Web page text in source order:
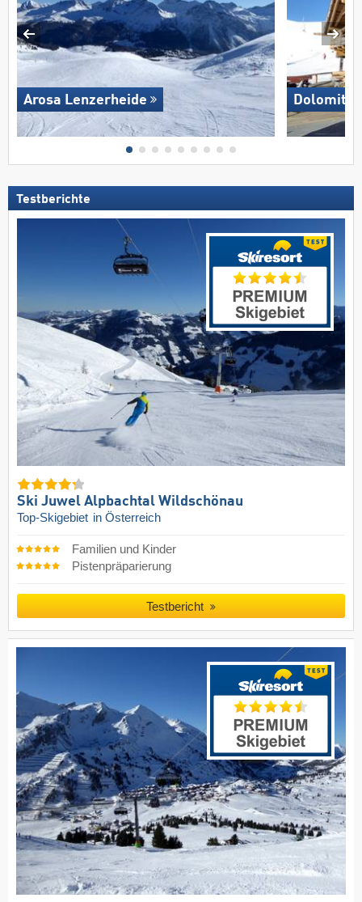
Arosa Lenzerheide
Testberichte
Ski Juwel Alpbachtal Wildschönau
Top-Skigebiet in Österreich
Familien und Kinder
Pistenpräparierung
Testbericht